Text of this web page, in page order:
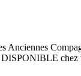
Anciennes
chez